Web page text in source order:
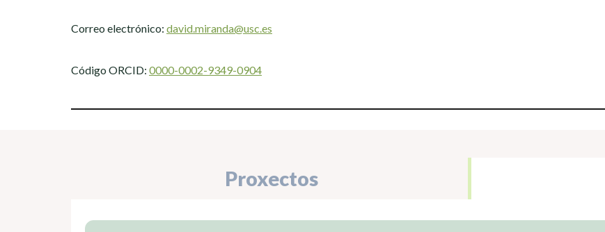
Correo electrónico: david.miranda@usc.es
Código ORCID: 0000-0002-9349-0904
Proxectos